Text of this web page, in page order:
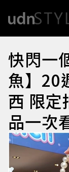
快閃一
魚】20
西 限定
品一次